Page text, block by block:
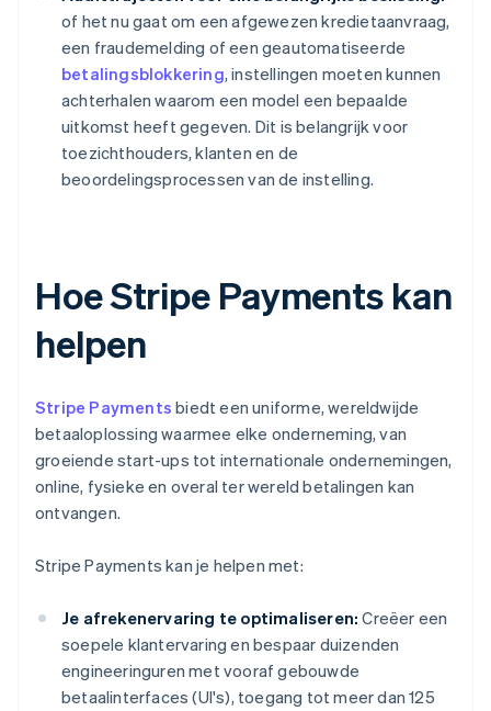
of het nu gaat om een afgewezen kredietaanvraag,
een fraudemelding of een geautomatiseerde
betalingsblokkering, instellingen moeten kunnen
achterhalen waarom een model een bepaalde
uitkomst heeft gegeven. Dit is belangrijk voor
toezichthouders, klanten en de
beoordelingsprocessen van de instelling.
Hoe Stripe Payments kan
helpen
Stripe Payments biedt een uniforme, wereldwijde
betaaloplossing waarmee elke onderneming, van
groeiende start-ups tot internationale ondernemingen,
online, fysieke en overal ter wereld betalingen kan
ontvangen.
Stripe Payments kan je helpen met:
Je afrekenervaring te optimaliseren: Creëer een
soepele klantervaring en bespaar duizenden
engineeringuren met vooraf gebouwde
betaalinterfaces (UI's), toegang tot meer dan 125